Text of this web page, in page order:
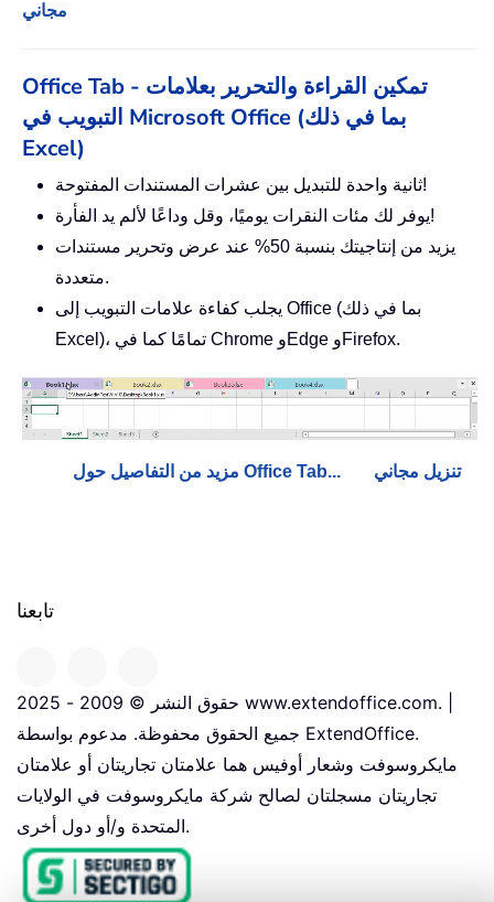
مجاني
Office Tab - تمكين القراءة والتحرير بعلامات
التبويب في Microsoft Office (بما في ذلك
Excel)
ثانية واحدة للتبديل بين عشرات المستندات المفتوحة!
يوفر لك مئات النقرات يوميًا، وقل وداعًا لألم يد الفأرة!
يزيد من إنتاجيتك بنسبة 50% عند عرض وتحرير مستندات
متعددة.
يجلب كفاءة علامات التبويب إلى Office (بما في ذلك
Excel)، تمامًا كما في Chrome وEdge وFirefox.
مزيد من التفاصيل حول Office Tab... تنزيل مجاني
تابعنا
حقوق النشر © 2009 - 2025 www.extendoffice.com. |
جميع الحقوق محفوظة. مدعوم بواسطة ExtendOffice.
مايكروسوفت وشعار أوفيس هما علامتان تجاريتان أو علامتان
تجاريتان مسجلتان لصالح شركة مايكروسوفت في الولايات
المتحدة و/أو دول أخرى.